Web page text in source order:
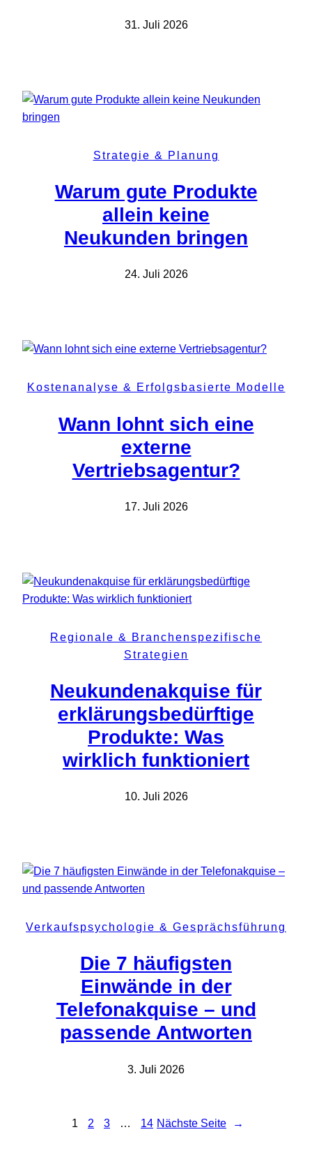
31. Juli 2026
Strategie & Planung
Warum gute Produkte
allein keine
Neukunden bringen
24. Juli 2026
Kostenanalyse & Erfolgsbasierte Modelle
Wann lohnt sich eine
externe
Vertriebsagentur?
17. Juli 2026
Regionale & Branchenspezifische
Strategien
Neukundenakquise für
erklärungsbedürftige
Produkte: Was
wirklich funktioniert
10. Juli 2026
Verkaufspsychologie & Gesprächsführung
Die 7 häufigsten
Einwände in der
Telefonakquise – und
passende Antworten
3. Juli 2026
1 2 3 … 14 Nächste Seite →